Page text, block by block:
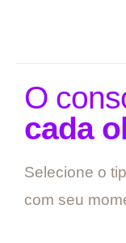
O
cada
Selecione o
com seu